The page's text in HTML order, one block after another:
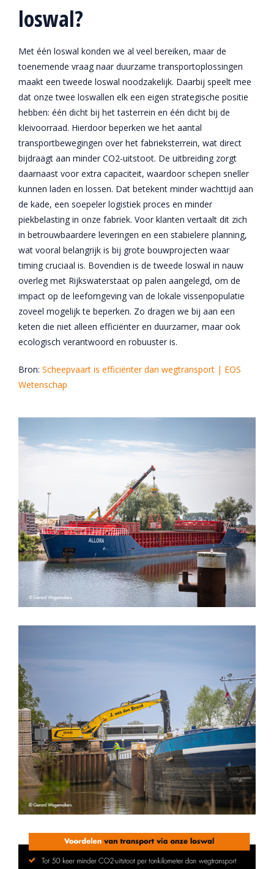
loswal?
Met één loswal konden we al veel bereiken, maar de
toenemende vraag naar duurzame transportoplossingen
maakt een tweede loswal noodzakelijk. Daarbij speelt mee
dat onze twee loswallen elk een eigen strategische positie
hebben: één dicht bij het tasterrein en één dicht bij de
kleivoorraad. Hierdoor beperken we het aantal
transportbewegingen over het fabrieksterrein, wat direct
bijdraagt aan minder CO2-uitstoot. De uitbreiding zorgt
daarnaast voor extra capaciteit, waardoor schepen sneller
kunnen laden en lossen. Dat betekent minder wachttijd aan
de kade, een soepeler logistiek proces en minder
piekbelasting in onze fabriek. Voor klanten vertaalt dit zich
in betrouwbaardere leveringen en een stabielere planning,
wat vooral belangrijk is bij grote bouwprojecten waar
timing cruciaal is. Bovendien is de tweede loswal in nauw
overleg met Rijkswaterstaat op palen aangelegd, om de
impact op de leefomgeving van de lokale vissenpopulatie
zoveel mogelijk te beperken. Zo dragen we bij aan een
keten die niet alleen efficiënter en duurzamer, maar ook
ecologisch verantwoord en robuuster is.
Bron: Scheepvaart is efficiënter dan wegtransport | EOS
Wetenschap